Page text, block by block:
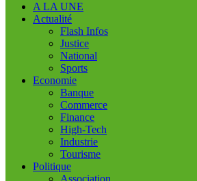
A LA UNE
Actualité
Flash Infos
Justice
National
Sports
Economie
Banque
Commerce
Finance
High-Tech
Industrie
Tourisme
Politique